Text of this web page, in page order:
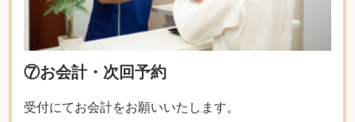
⑦お会計・次回予約
受付にてお会計をお願いいたします。